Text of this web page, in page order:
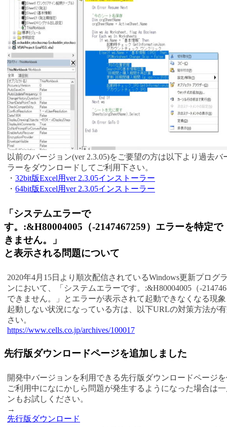
以前のバージョン(ver 2.3.05)をご要望の方は以下より過去
ラーをダウンロードしてご利用下さい。
・ 32bit版Excel用ver 2.3.05インストーラー
・ 64bit版Excel用ver 2.3.05インストーラー
「システムエラーで
す。:&H80004005（-2147467259）エラーを特定で
きません。」
と表示される問題について
2020年4月15日より順次配信されているWindows更新プログ
ンにおいて、「システムエラーです。:&H80004005（-
できません。」とエラーが表示されて起動できなくなる現
起動しない状況になっている方は、以下URLの対策方法が
さい。
https://www.cells.co.jp/archives/100017
先行版ダウンロードページを追加しました
開発中バージョンを利用できる先行版ダウンロードページ
ご利用中になにかしら問題が発生するようになった場合は
ンもお試しください。
→
先行版ダウンロード